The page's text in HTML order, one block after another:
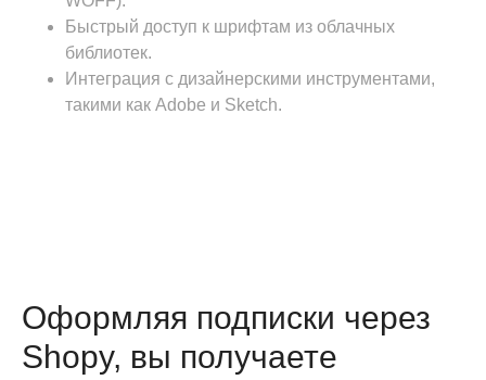
Быстрый доступ к шрифтам из облачных
библиотек.
Интеграция с дизайнерскими инструментами,
такими как Adobe и Sketch.
Оформляя подписки через
Shopy, вы получаете